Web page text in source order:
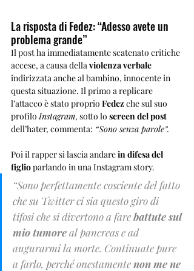
La risposta di Fedez: “Adesso avete un
problema grande”
Il post ha immediatamente scatenato critiche
accese, a causa della violenza verbale
indirizzata anche al bambino, innocente in
questa situazione. Il primo a replicare
l’attacco è stato proprio Fedez che sul suo
profilo Instagram, sotto lo screen del post
dell’hater, commenta: “Sono senza parole”.
Poi il rapper si lascia andare in difesa del
figlio parlando in una Instagram story.
“Sono perfettamente cosciente del fatto
che su Twitter ci sia questo giro di
tifosi che si divertono a fare battute sul
mio tumore al pancreas e ad
augurarmi la morte. Continuate pure
a farlo, perché onestamente non me ne